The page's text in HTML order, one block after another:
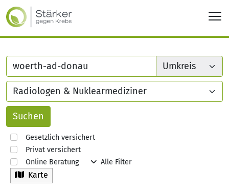
Gesetzlich versichert
Privat versichert
Online Beratung
Alle Filter
Karte